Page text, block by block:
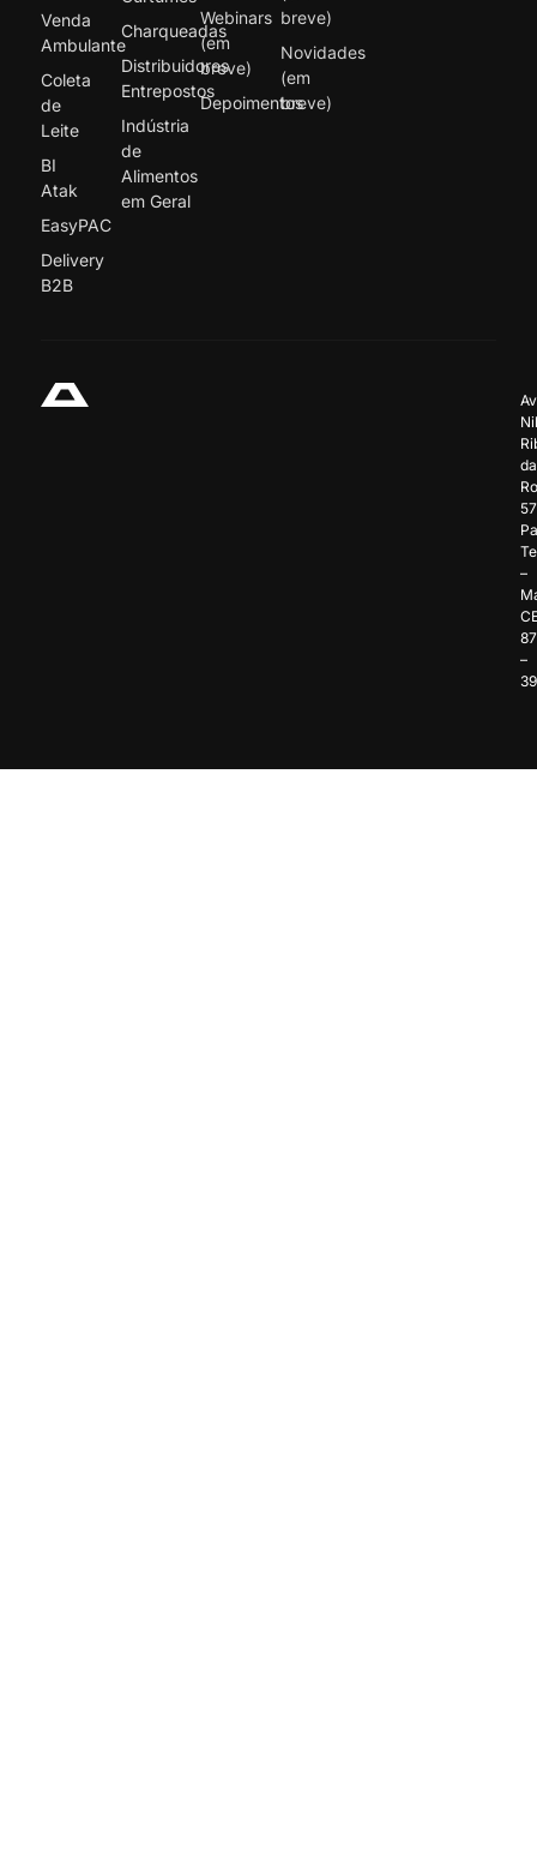
Venda
Ambulante
Coleta
de
Leite
BI
Atak
EasyPAC
Delivery
B2B
Charqueadas
Distribuidores
Entrepostos
Indústria
de
Alimentos
em Geral
Webinars
(em
breve)
Depoimentos
breve)
Novidades
(em
breve)
da
–
–